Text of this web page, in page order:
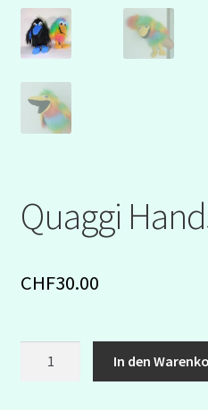
Quaggi
CHF30.00
In den